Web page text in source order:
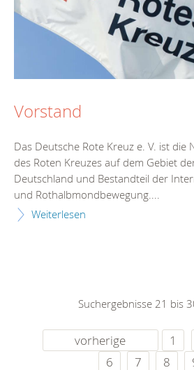
Vorstand
Das Deutsche Rote Kreuz e. V. ist die
des Roten Kreuzes auf dem Gebiet
Deutschland und Bestandteil der
und Rothalbmondbewegung....
Weiterlesen
Suchergebnisse 21 bis
vorherige 1
6
7 8